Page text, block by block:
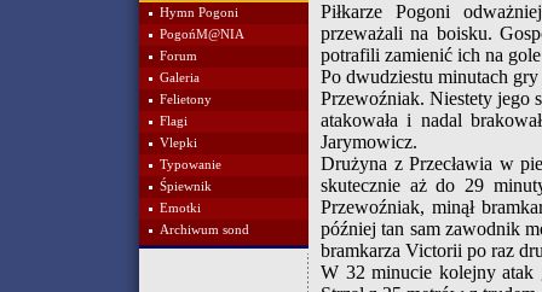
Hymn Pogoni
PogońM@NIA
Forum
Galeria
Felietony
Flagi
Vlepki
Typowanie
Śpiewnik
Emotki
Archiwum sond
Piłkarze Pogoni
przeważali na boisku.
potrafili zamienić ich na
Po dwudziestu minutach
Przewoźniak. Niestety jego
atakowała i nadal
Jarymowicz.
Drużyna z Przecławia w
skutecznie aż do 29
Przewoźniak, minął
później tan sam zawodnik
bramkarza Victorii po raz
W 32 minucie kolejny atak